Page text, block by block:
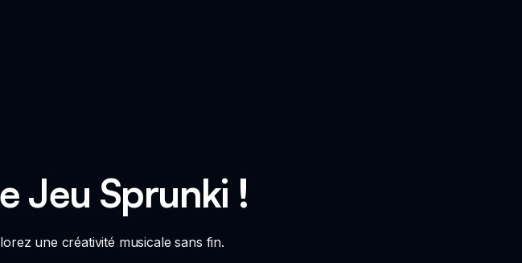
Jeu Sprunki !
une créativité musicale sans fin.